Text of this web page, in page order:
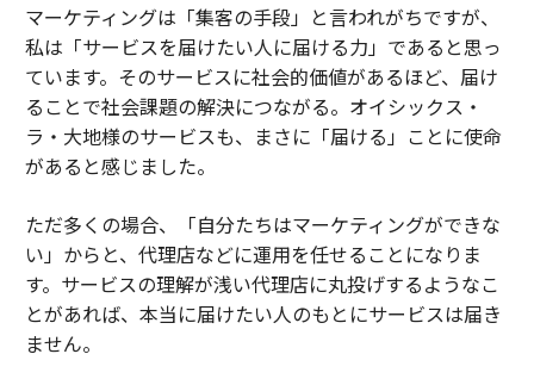
マーケティングは「集客の手段」と言われがちですが、
私は「サービスを届けたい人に届ける力」であると思っ
ています。そのサービスに社会的価値があるほど、届け
ることで社会課題の解決につながる。オイシックス・
ラ・大地様のサービスも、まさに「届ける」ことに使命
があると感じました。
ただ多くの場合、「自分たちはマーケティングができな
い」からと、代理店などに運用を任せることになりま
す。サービスの理解が浅い代理店に丸投げするようなこ
とがあれば、本当に届けたい人のもとにサービスは届き
ません。